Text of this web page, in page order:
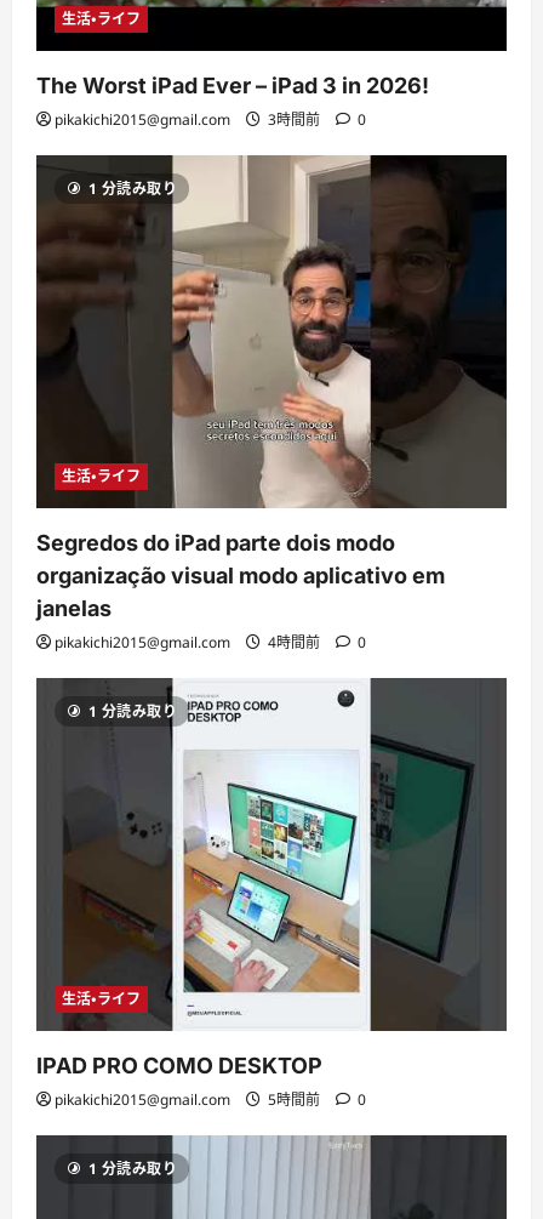
生活・ライフ
The Worst iPad Ever – iPad 3 in 2026!
pikakichi2015@gmail.com 3時間前 0
1 分読み取り
生活・ライフ
Segredos do iPad parte dois modo
organização visual modo aplicativo em
janelas
pikakichi2015@gmail.com 4時間前 0
1 分読み取り
生活・ライフ
IPAD PRO COMO DESKTOP
pikakichi2015@gmail.com 5時間前 0
1 分読み取り